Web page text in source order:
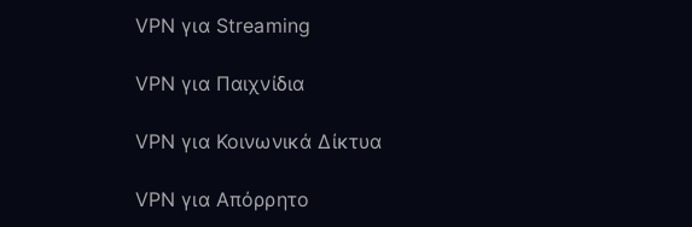
VPN για Streaming
VPN για Παιχνίδια
VPN για Κοινωνικά Δίκτυα
VPN για Απόρρητο